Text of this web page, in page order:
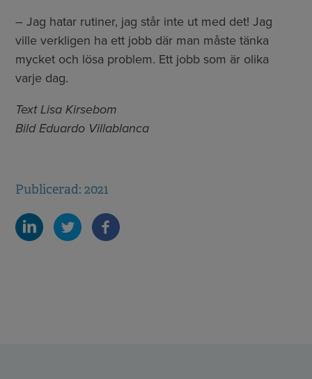
– Jag hatar rutiner, jag står inte ut med det! Jag
ville verkligen ha ett jobb där man måste tänka
mycket och lösa problem. Ett jobb som är olika
varje dag.
Text Lisa Kirsebom
Bild Eduardo Villablanca
Publicerad: 2021